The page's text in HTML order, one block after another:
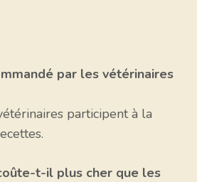
par les vétérinaires
participent à la
t-il plus cher que les